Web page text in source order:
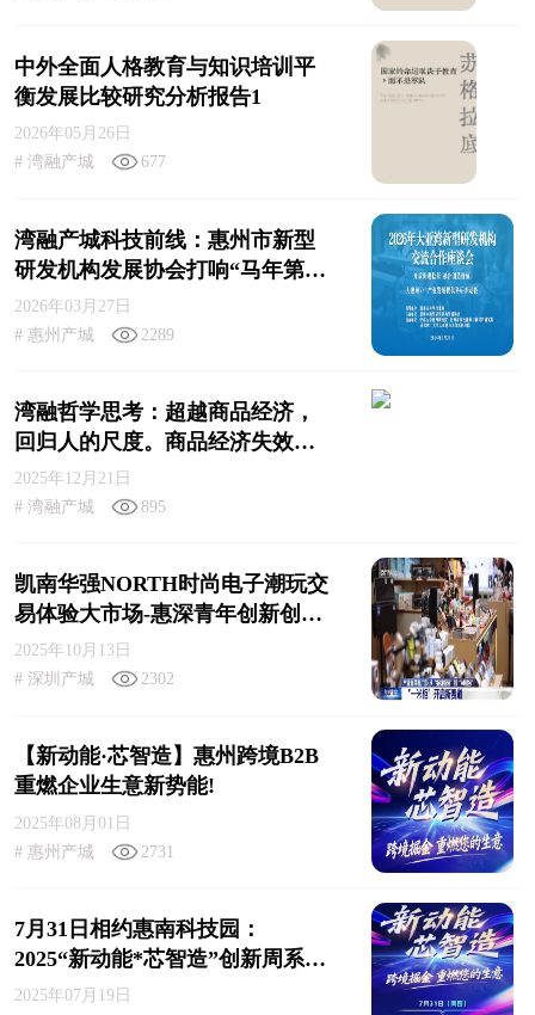
中外全面人格教育与知识培训平
衡发展比较研究分析报告1
2026年05月26日
# 湾融产城
677
湾融产城科技前线：惠州市新型
研发机构发展协会打响“马年第一
炮”！
2026年03月27日
# 惠州产城
2289
湾融哲学思考：超越商品经济，
回归人的尺度。商品经济失效后
走向何方？
2025年12月21日
# 湾融产城
895
凯南华强NORTH时尚电子潮玩交
易体验大市场-惠深青年创新创业
创富首站！
2025年10月13日
# 深圳产城
2302
【新动能·芯智造】惠州跨境B2B
重燃企业生意新势能!
2025年08月01日
# 惠州产城
2731
7月31日相约惠南科技园：
2025“新动能*芯智造”创新周系列
主题活动第一场——跨境掘金 重
2025年07月19日